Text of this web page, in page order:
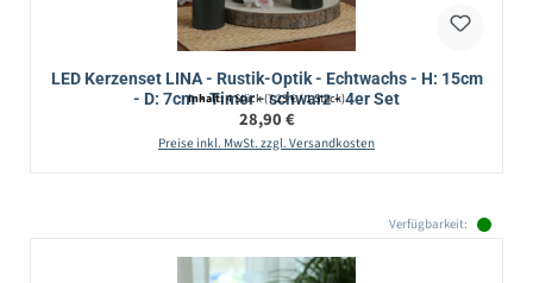
LED Kerzenset LINA - Rustik-Optik - Echtwachs - H: 15cm
- D: 7cm - Timer - schwarz - 4er Set
Inhalt:4 Stück(7,23 € / 1 Stück)
Regulärer Preis:
28,90 €
Preise inkl. MwSt. zzgl. Versandkosten
Verfügbarkeit: